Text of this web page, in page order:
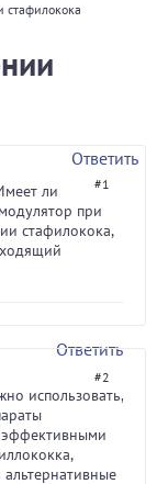
стафилокока
Ответить
#1
ли
при
стафилокока,
Ответить
#2
использовать,
альтернативные